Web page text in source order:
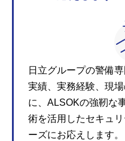
日立グループの警備
実績、実務経験、現
に、ALSOKの強靭な
術を活用したセキュ
ーズにお応えします。